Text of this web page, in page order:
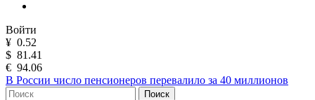
Войти
¥ 0.52
$ 81.41
€ 94.06
В России число пенсионеров перевалило за 40 миллионов
Поиск